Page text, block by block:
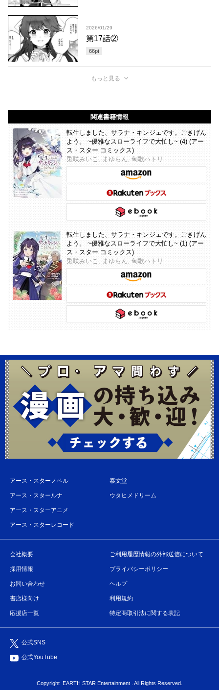
2026/01/29
第17話②
66pt
もっと見る
関連書籍情報
転生しました、サラナ・キンジェです。ごきげん
よう。 ~優雅なスローライフで大忙し~ (4) (アー
ス・スター コミックス)
兎咲みいこ, まゆらん, 匈歌ハトリ
転生しました、サラナ・キンジェです。ごきげん
よう。 ~優雅なスローライフで大忙し~ (1) (アー
ス・スター コミックス)
兎咲みいこ, まゆらん, 匈歌ハトリ
アース・スターノベル
アース・スタールナ
アース・スターアニメ
アース・スターレコード
泰文堂
ウタヒメドリーム
会社概要
採用情報
お問い合わせ
書店様向け
応援店一覧
ご利用履歴情報の外部送信について
プライバシーポリシー
ヘルプ
利用規約
特定商取引法に関する表記
公式SNS
公式YouTube
Copyright EARTH STAR Entertainment . All Rights Reserved.